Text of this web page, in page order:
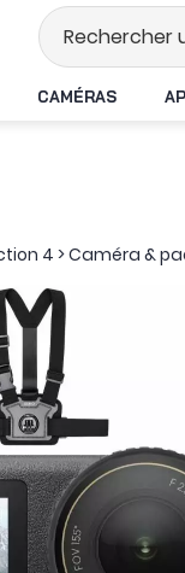
en temps réel
CAMÉRAS
4 >Caméra &